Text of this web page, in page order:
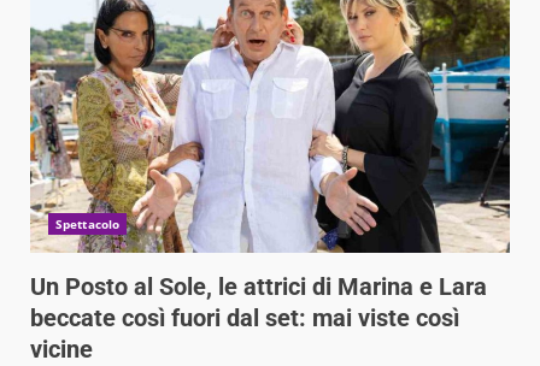
Spettacolo
Un Posto al Sole, le attrici di Marina e Lara
beccate così fuori dal set: mai viste così
vicine